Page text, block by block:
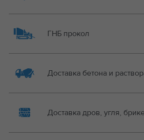
ГНБ прокол
Доставка бетона и
Доставка дров, угля,